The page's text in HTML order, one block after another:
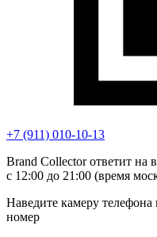
+7 (911) 010-10-13
Brand Collector ответит на
с 12:00 до 21:00 (время
Наведите камеру
номер